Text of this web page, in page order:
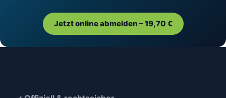
Jetzt online abmelden – 19,70 €